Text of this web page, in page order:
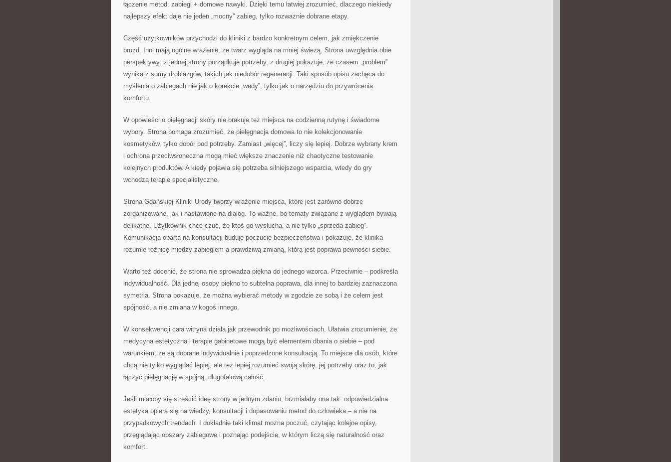
łączenie metod: zabiegi + domowe nawyki. Dzięki temu łatwiej zrozumieć, dlaczego niekiedy
najlepszy efekt daje nie jeden „mocny” zabieg, tylko rozważnie dobrane etapy.
Część użytkowników przychodzi do kliniki z bardzo konkretnym celem, jak zmiękczenie
bruzd. Inni mają ogólne wrażenie, że twarz wygląda na mniej świeżą. Strona uwzględnia obie
perspektywy: z jednej strony porządkuje potrzeby, z drugiej pokazuje, że czasem „problem”
wynika z sumy drobiazgów, takich jak niedobór regeneracji. Taki sposób opisu zachęca do
myślenia o zabiegach nie jak o korekcie „wady”, tylko jak o narzędziu do przywrócenia
komfortu.
W opowieści o pielęgnacji skóry nie brakuje też miejsca na codzienną rutynę i świadome
wybory. Strona pomaga zrozumieć, że pielęgnacja domowa to nie kolekcjonowanie
kosmetyków, tylko dobór pod potrzeby. Zamiast „więcej”, liczy się lepiej. Dobrze wybrany krem
i ochrona przeciwsłoneczna mogą mieć większe znaczenie niż chaotyczne testowanie
kolejnych produktów. A kiedy pojawia się potrzeba silniejszego wsparcia, wtedy do gry
wchodzą terapie specjalistyczne.
Strona Gdańskiej Kliniki Urody tworzy wrażenie miejsca, które jest zarówno dobrze
zorganizowane, jak i nastawione na dialog. To ważne, bo tematy związane z wyglądem bywają
delikatne. Użytkownik chce czuć, że ktoś go wysłucha, a nie tylko „sprzeda zabieg”.
Komunikacja oparta na konsultacji buduje poczucie bezpieczeństwa i pokazuje, że klinika
rozumie różnicę między zabiegiem a prawdziwą zmianą, którą jest poprawa pewności siebie.
Warto też docenić, że strona nie sprowadza piękna do jednego wzorca. Przeciwnie – podkreśla
indywidualność. Dla jednej osoby piękno to subtelna poprawa, dla innej to bardziej zaznaczona
symetria. Strona pokazuje, że można wybierać metody w zgodzie ze sobą i że celem jest
spójność, a nie zmiana w kogoś innego.
W konsekwencji cała witryna działa jak przewodnik po możliwościach. Ułatwia zrozumienie, że
medycyna estetyczna i terapie gabinetowe mogą być elementem dbania o siebie – pod
warunkiem, że są dobrane indywidualnie i poprzedzone konsultacją. To miejsce dla osób, które
chcą nie tylko wyglądać lepiej, ale też lepiej rozumieć swoją skórę, jej potrzeby oraz to, jak
łączyć pielęgnację w spójną, długofalową całość.
Jeśli miałoby się streścić ideę strony w jednym zdaniu, brzmiałaby ona tak: odpowiedzialna
estetyka opiera się na wiedzy, konsultacji i dopasowaniu metod do człowieka – a nie na
przypadkowych trendach. I dokładnie taki klimat można poczuć, czytając kolejne opisy,
przeglądając obszary zabiegowe i poznając podejście, w którym liczą się naturalność oraz
komfort.